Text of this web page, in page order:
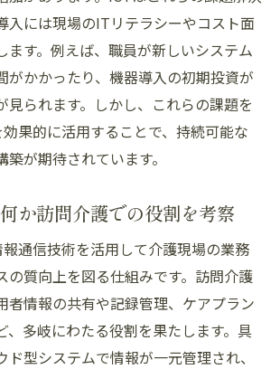
入には現場のITリテラシーやコスト面
ます。例えば、職員が新しいシステム
がかかったり、機器導入の初期投資が
見られます。しかし、これらの課題を
果的に活用することで、持続可能な
が期待されています。
か訪問介護での役割を考察
通信技術を活用して介護現場の業務
の質向上を図る仕組みです。訪問介護
者情報の共有や記録管理、ケアプラン
、多岐にわたる役割を果たします。具
ド型システムで情報が一元管理され、